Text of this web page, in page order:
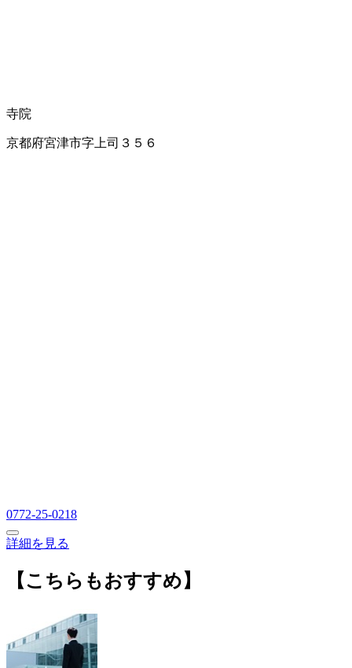
寺院
京都府宮津市字上司３５６
0772-25-0218
詳細を見る
【こちらもおすすめ】